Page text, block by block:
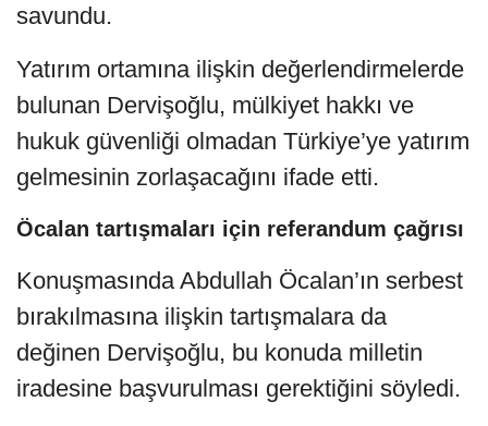
savundu.
Yatırım ortamına ilişkin değerlendirmelerde
bulunan Dervişoğlu, mülkiyet hakkı ve
hukuk güvenliği olmadan Türkiye’ye yatırım
gelmesinin zorlaşacağını ifade etti.
Öcalan tartışmaları için referandum çağrısı
Konuşmasında Abdullah Öcalan’ın serbest
bırakılmasına ilişkin tartışmalara da
değinen Dervişoğlu, bu konuda milletin
iradesine başvurulması gerektiğini söyledi.